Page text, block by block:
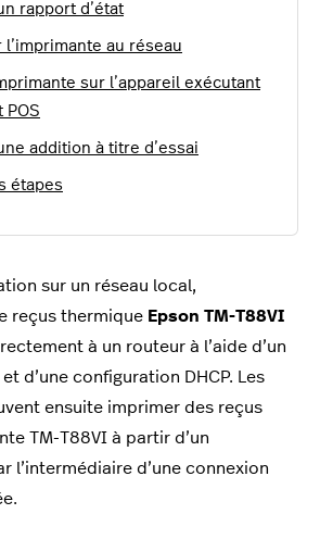
rapport d’état
au réseau
sur l’appareil exécutant
POS
addition à titre d’essai
étapes
sur un réseau local,
reçus thermique Epson TM-T88VI
à un routeur à l’aide d’un
d’une configuration DHCP. Les
ensuite imprimer des reçus
TM-T88VI à partir d’un
l’intermédiaire d’une connexion